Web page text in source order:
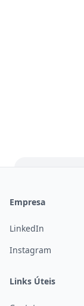
Empresa
LinkedIn
Instagram
Links Úteis